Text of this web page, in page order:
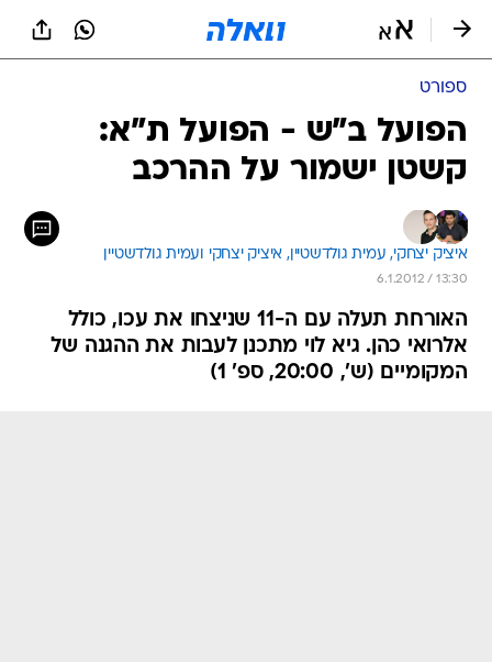
ספורט
הפועל ב"ש - הפועל ת"א:
קשטן ישמור על ההרכב
איציק יצחקי, עמית גולדשטיין, איציק יצחקי ועמית גולדשטיין
6.1.2012 / 13:30
האורחת תעלה עם ה-11 שניצחו את עכו, כולל
אלרואי כהן. גיא לוי מתכנן לעבות את ההגנה של
המקומיים (ש', 20:00, ספ' 1)